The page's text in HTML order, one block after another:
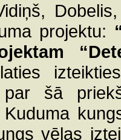
projektu:
šā
vēlas